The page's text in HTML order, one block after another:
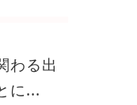
わる出
に...